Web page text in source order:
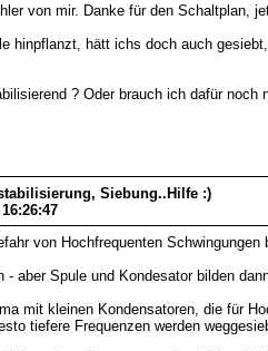
von mir. Danke für den Schaltplan,
hinpflanzt, hätt ichs doch auch
? Oder brauch ich dafür noch
Siebung..Hilfe :)
von Hochfrequenten
- aber Spule und Kondesator bilden
mit kleinen Kondensatoren, die für
tiefere Frequenzen werden